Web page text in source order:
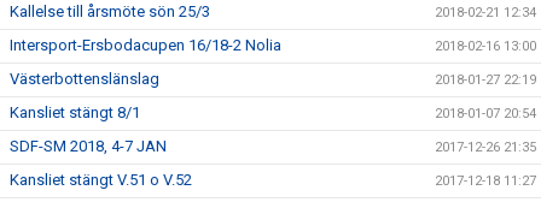
Kallelse till årsmöte sön 25/3 2018-02-21 12:34
Intersport-Ersbodacupen 16/18-2 Nolia 2018-02-16 13:00
Västerbottenslänslag 2018-01-27 22:19
Kansliet stängt 8/1 2018-01-07 20:54
SDF-SM 2018, 4-7 JAN 2017-12-26 21:35
Kansliet stängt V.51 o V.52 2017-12-18 11:27